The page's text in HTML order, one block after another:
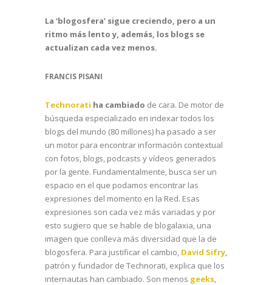
La ‘blogosfera’ sigue creciendo, pero a un
ritmo más lento y, además, los blogs se
actualizan cada vez menos.
FRANCIS PISANI
Technorati ha cambiado de cara. De motor de
búsqueda especializado en indexar todos los
blogs del mundo (80 millones) ha pasado a ser
un motor para encontrar información contextual
con fotos, blogs, podcasts y vídeos generados
por la gente. Fundamentalmente, busca ser un
espacio en el que podamos encontrar las
expresiones del momento en la Red. Esas
expresiones son cada vez más variadas y por
esto sugiero que se hable de blogalaxia, una
imagen que conlleva más diversidad que la de
blogosfera. Para justificar el cambio, David Sifry,
patrón y fundador de Technorati, explica que los
internautas han cambiado. Son menos geeks,